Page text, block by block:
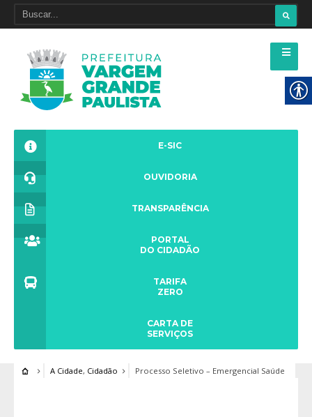
E-SIC
OUVIDORIA
TRANSPARÊNCIA
PORTAL
DO CIDADÃO
TARIFA
ZERO
CARTA DE
SERVIÇOS
A Cidade, Cidadão Processo Seletivo – Emergencial Saúde